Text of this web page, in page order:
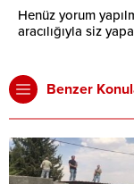
Henüz yorum
aracılığıyla siz
Benzer